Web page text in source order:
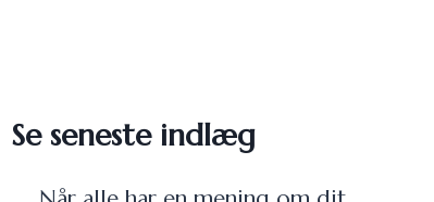
Se seneste indlæg